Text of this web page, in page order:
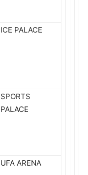
ICE PALACE
SPORTS
PALACE
UFA ARENA